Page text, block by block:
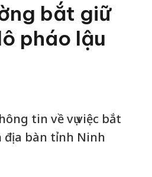
bắt giữ
pháo lậu
tin về vụ việc bắt
bàn tỉnh Ninh